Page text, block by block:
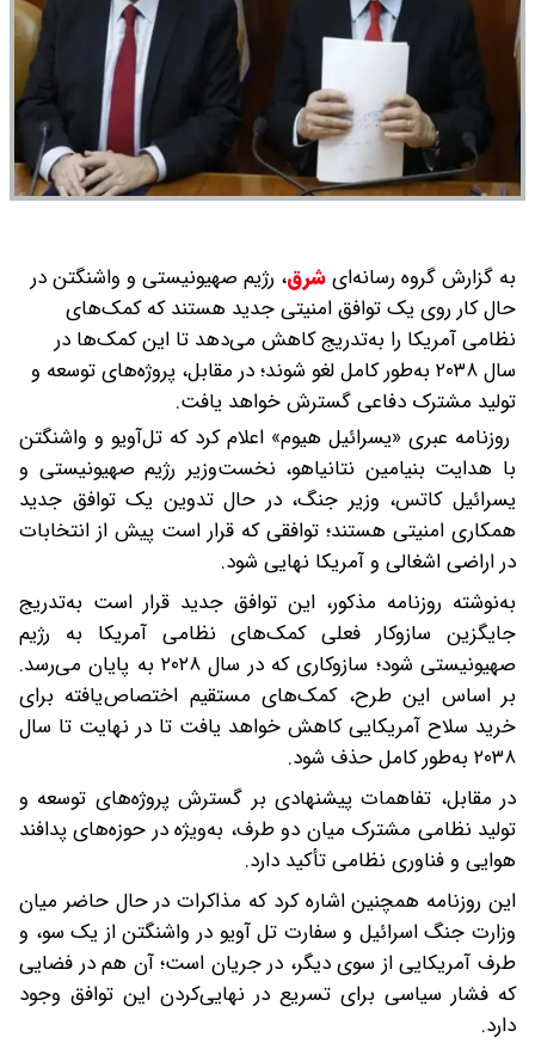
به گزارش گروه رسانه‌ایشرق، رژیم صهیونیستی و واشنگتن در
حال کار روی یک توافق امنیتی جدید هستند که کمک‌های
نظامی آمریکا را به‌تدریج کاهش می‌دهد تا این کمک‌ها در
سال ۲۰۳۸ به‌طور کامل لغو شوند؛ در مقابل، پروژه‌های توسعه و
تولید مشترک دفاعی گسترش خواهد یافت.
روزنامه عبری «یسرائیل هیوم» اعلام کرد که تل‌آویو و واشنگتن
با هدایت بنیامین نتانیاهو، نخست‌وزیر رژیم صهیونیستی و
یسرائیل کاتس، وزیر جنگ، در حال تدوین یک توافق جدید
همکاری امنیتی هستند؛ توافقی که قرار است پیش از انتخابات
در اراضی اشغالی و آمریکا نهایی شود.
به‌نوشته روزنامه مذکور، این توافق جدید قرار است به‌تدریج
جایگزین سازوکار فعلی کمک‌های نظامی آمریکا به رژیم
صهیونیستی شود؛ سازوکاری که در سال ۲۰۲۸ به پایان می‌رسد.
بر اساس این طرح، کمک‌های مستقیم اختصاص‌یافته برای
خرید سلاح آمریکایی کاهش خواهد یافت تا در نهایت تا سال
۲۰۳۸ به‌طور کامل حذف شود.
در مقابل، تفاهمات پیشنهادی بر گسترش پروژه‌های توسعه و
تولید نظامی مشترک میان دو طرف، به‌ویژه در حوزه‌های پدافند
هوایی و فناوری نظامی تأکید دارد.
این روزنامه همچنین اشاره کرد که مذاکرات در حال حاضر میان
وزارت جنگ اسرائیل و سفارت تل آویو در واشنگتن از یک سو، و
طرف آمریکایی از سوی دیگر، در جریان است؛ آن هم در فضایی
که فشار سیاسی برای تسریع در نهایی‌کردن این توافق وجود
دارد.